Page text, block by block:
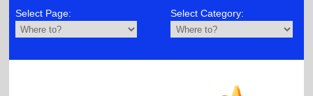
Select Page: Select Category: